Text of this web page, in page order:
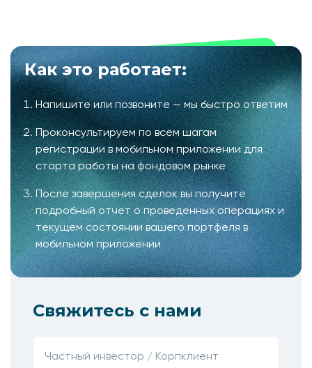
Как это работает:
Напишите или позвоните — мы быстро ответим
Проконсультируем по всем шагам
регистрации в мобильном приложении для
старта работы на фондовом рынке
После завершения сделок вы получите
подробный отчет о проведенных операциях и
текущем состоянии вашего портфеля в
мобильном приложении
Свяжитесь с нами